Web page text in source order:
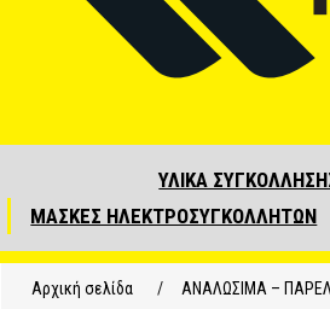
ΥΛΙΚΑ
ΜΑΣΚΕΣ ΗΛΕΚΤΡΟΣΥΓΚΟΛΛΗΤΩΝ
Αρχική σελίδα / ΑΝΑΛΩΣΙΜΑ –